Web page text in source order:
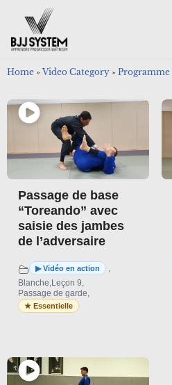
Aller
au
Home » Video Category » Programme
Passage de base
“Toreando” avec
saisie des jambes
de l’adversaire
,
Blanche,Leçon 9,
Passage de garde,